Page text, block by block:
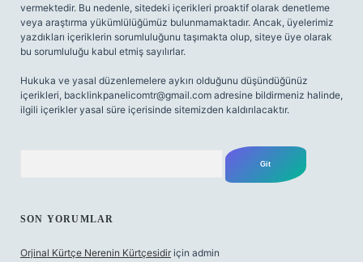
vermektedir. Bu nedenle, sitedeki içerikleri proaktif olarak denetleme
veya araştırma yükümlülüğümüz bulunmamaktadır. Ancak, üyelerimiz
yazdıkları içeriklerin sorumluluğunu taşımakta olup, siteye üye olarak
bu sorumluluğu kabul etmiş sayılırlar.
Hukuka ve yasal düzenlemelere aykırı olduğunu düşündüğünüz
içerikleri, backlinkpanelicomtr@gmail.com adresine bildirmeniz halinde,
ilgili içerikler yasal süre içerisinde sitemizden kaldırılacaktır.
SON YORUMLAR
Orjinal Kürtçe Nerenin Kürtçesidir için admin